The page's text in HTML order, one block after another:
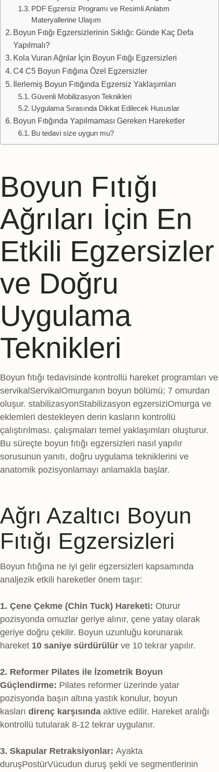
PDF Egzersiz Programı ve Resimli Anlatım
Materyallerine Ulaşım
Boyun Fıtığı Egzersizlerinin Sıklığı: Günde Kaç Defa
Yapılmalı?
Kola Vuran Ağrılar İçin Boyun Fıtığı Egzersizleri
C4 C5 Boyun Fıtığına Özel Egzersizler
İlerlemiş Boyun Fıtığında Egzersiz Yaklaşımları
Güvenli Mobilizasyon Teknikleri
Uygulama Sırasında Dikkat Edilecek Hususlar
Boyun Fıtığında Yapılmaması Gereken Hareketler
Bu tedavi size uygun mu?
Boyun Fıtığı
Ağrıları İçin En
Etkili Egzersizler
ve Doğru
Uygulama
Teknikleri
Boyun fıtığı tedavisinde kontrollü hareket programları ve
servikalServikalOmurganın boyun bölümü; 7 omurdan
oluşur. stabilizasyonStabilizasyon egzersiziOmurga ve
eklemleri destekleyen derin kasların kontrollü
çalıştırılması. çalışmaları temel yaklaşımları oluşturur.
Bu süreçte boyun fıtığı egzersizleri nasıl yapılır
sorusunun yanıtı, doğru uygulama tekniklerini ve
anatomik pozisyonlamayı anlamakla başlar.
Ağrı Azaltıcı Boyun
Fıtığı Egzersizleri
Boyun fıtığına ne iyi gelir egzersizleri kapsamında
analjezik etkili hareketler önem taşır:
1. Çene Çekme (Chin Tuck) Hareketi: Oturur
pozisyonda omuzlar geriye alınır, çene yatay olarak
geriye doğru çekilir. Boyun uzunluğu korunarak
hareket 10 saniye sürdürülür ve 10 tekrar yapılır.
2. Reformer Pilates ile İzometrik Boyun
Güçlendirme: Pilates reformer üzerinde yatar
pozisyonda başın altına yastık konulur, boyun
kasları direnç karşısında aktive edilir. Hareket aralığı
kontrollü tutularak 8-12 tekrar uygulanır.
3. Skapular Retraksiyonlar: Ayakta
duruşPostürVücudun duruş şekli ve segmentlerinin